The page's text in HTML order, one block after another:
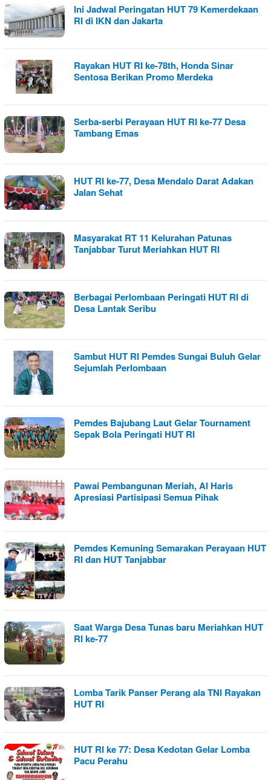
Ini Jadwal Peringatan HUT 79 Kemerdekaan
RI di IKN dan Jakarta
Rayakan HUT RI ke-78th, Honda Sinar
Sentosa Berikan Promo Merdeka
Serba-serbi Perayaan HUT RI ke-77 Desa
Tambang Emas
HUT RI ke-77, Desa Mendalo Darat Adakan
Jalan Sehat
Masyarakat RT 11 Kelurahan Patunas
Tanjabbar Turut Meriahkan HUT RI
Berbagai Perlombaan Peringati HUT RI di
Desa Lantak Seribu
Sambut HUT RI Pemdes Sungai Buluh Gelar
Sejumlah Perlombaan
Pemdes Bajubang Laut Gelar Tournament
Sepak Bola Peringati HUT RI
Pawai Pembangunan Meriah, Al Haris
Apresiasi Partisipasi Semua Pihak
Pemdes Kemuning Semarakan Perayaan HUT
RI dan HUT Tanjabbar
Saat Warga Desa Tunas baru Meriahkan HUT
RI ke-77
Lomba Tarik Panser Perang ala TNI Rayakan
HUT RI
HUT RI ke 77: Desa Kedotan Gelar Lomba
Pacu Perahu